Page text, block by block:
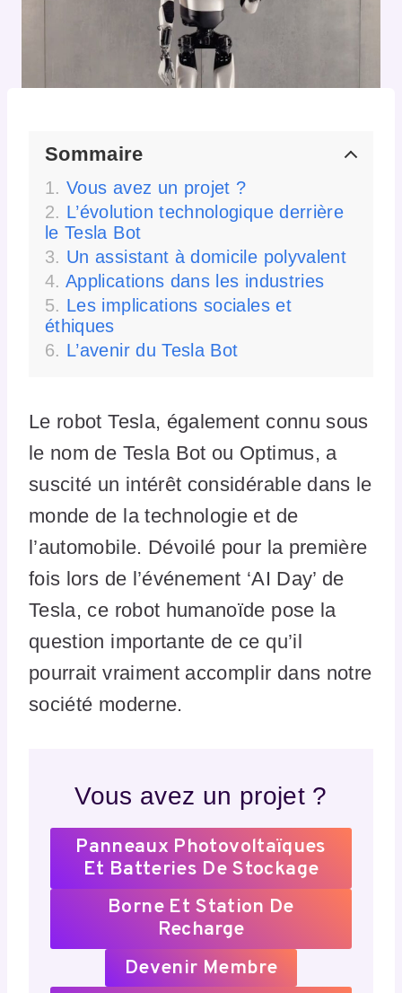
Sommaire
Vous avez un projet ?
L’évolution technologique derrière
le Tesla Bot
Un assistant à domicile polyvalent
Applications dans les industries
Les implications sociales et
éthiques
L’avenir du Tesla Bot
Le robot Tesla, également connu sous
le nom de Tesla Bot ou Optimus, a
suscité un intérêt considérable dans le
monde de la technologie et de
l’automobile. Dévoilé pour la première
fois lors de l’événement ‘AI Day’ de
Tesla, ce robot humanoïde pose la
question importante de ce qu’il
pourrait vraiment accomplir dans notre
société moderne.
Vous avez un projet ?
Panneaux Photovoltaïques
Et Batteries De Stockage
Borne Et Station De
Recharge
Devenir Membre